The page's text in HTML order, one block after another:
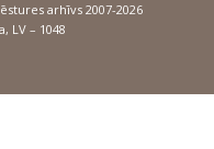
arhīvs 2007-2026
LV – 1048